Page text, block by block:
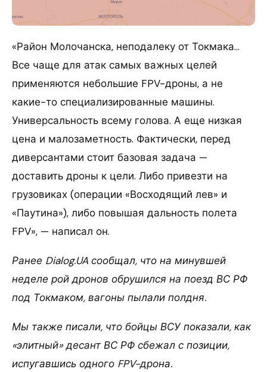
«Район Молочанска, неподалеку от Токмака…
Все чаще для атак самых важных целей
применяются небольшие FPV-дроны, а не
какие-то специализированные машины.
Универсальность всему голова. А еще низкая
цена и малозаметность. Фактически, перед
диверсантами стоит базовая задача —
доставить дроны к цели. Либо привезти на
грузовиках (операции «Восходящий лев» и
«Паутина»), либо повышая дальность полета
FPV», — написал он.
Ранее Dialog.UA сообщал, что на минувшей
неделе рой дронов обрушился на поезд ВС РФ
под Токмаком, вагоны пылали полдня.
Мы также писали, что бойцы ВСУ показали, как
«элитный» десант ВС РФ сбежал с позиции,
испугавшись одного FPV-дрона.